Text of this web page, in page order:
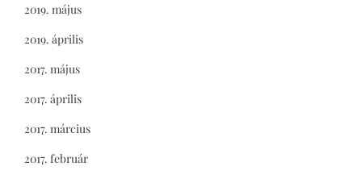
2019. május
2019. április
2017. május
2017. április
2017. március
2017. február